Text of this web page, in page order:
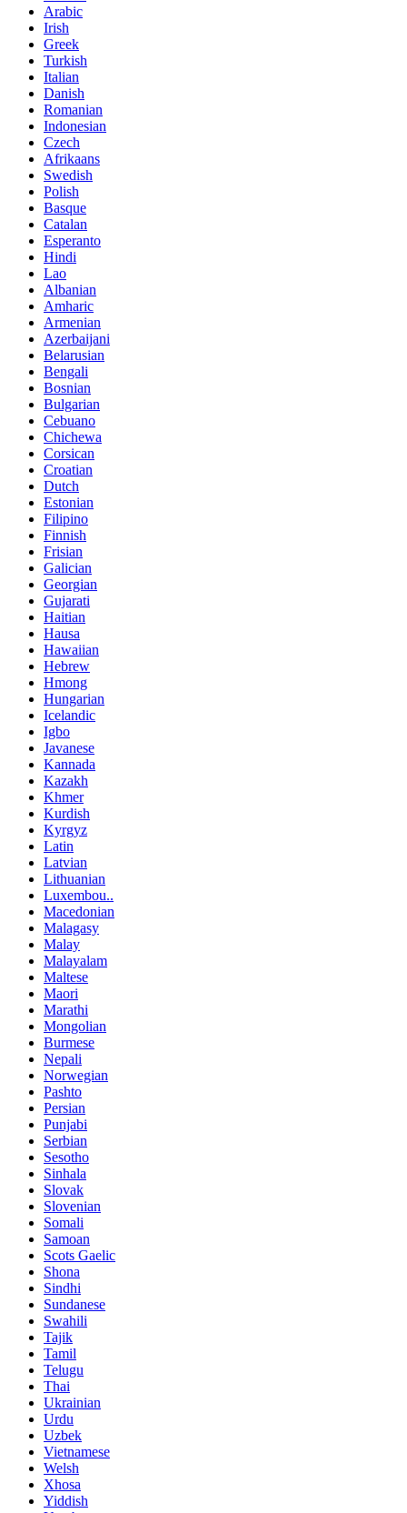
Arabic
Irish
Greek
Turkish
Italian
Danish
Romanian
Indonesian
Czech
Afrikaans
Swedish
Polish
Basque
Catalan
Esperanto
Hindi
Lao
Albanian
Amharic
Armenian
Azerbaijani
Belarusian
Bengali
Bosnian
Bulgarian
Cebuano
Chichewa
Corsican
Croatian
Dutch
Estonian
Filipino
Finnish
Frisian
Galician
Georgian
Gujarati
Haitian
Hausa
Hawaiian
Hebrew
Hmong
Hungarian
Icelandic
Igbo
Javanese
Kannada
Kazakh
Khmer
Kurdish
Kyrgyz
Latin
Latvian
Lithuanian
Luxembou..
Macedonian
Malagasy
Malay
Malayalam
Maltese
Maori
Marathi
Mongolian
Burmese
Nepali
Norwegian
Pashto
Persian
Punjabi
Serbian
Sesotho
Sinhala
Slovak
Slovenian
Somali
Samoan
Scots Gaelic
Shona
Sindhi
Sundanese
Swahili
Tajik
Tamil
Telugu
Thai
Ukrainian
Urdu
Uzbek
Vietnamese
Welsh
Xhosa
Yiddish